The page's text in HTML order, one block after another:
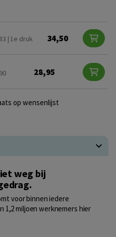
| 1e druk
34,50
28,95
op wensenlijst
weg bij
voor binnen iedere
1,2 miljoen werknemers hier